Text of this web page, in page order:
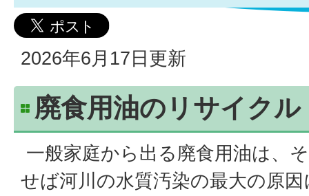
2026年6月17日更新
廃食用油のリサイクル
一般家庭から出る廃食用油は、
せば河川の水質汚染の最大の原